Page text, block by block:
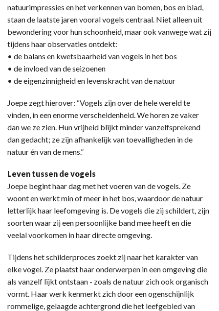
natuurimpressies en het verkennen van bomen, bos en blad,
staan de laatste jaren vooral vogels centraal. Niet alleen uit
bewondering voor hun schoonheid, maar ook vanwege wat zij
tijdens haar observaties ontdekt:
• de balans en kwetsbaarheid van vogels in het bos
• de invloed van de seizoenen
• de eigenzinnigheid en levenskracht van de natuur
Joepe zegt hierover: “Vogels zijn over de hele wereld te
vinden, in een enorme verscheidenheid. We horen ze vaker
dan we ze zien. Hun vrijheid blijkt minder vanzelfsprekend
dan gedacht; ze zijn afhankelijk van toevalligheden in de
natuur én van de mens.”
Leven tussen de vogels
Joepe begint haar dag met het voeren van de vogels. Ze
woont en werkt min of meer ín het bos, waardoor de natuur
letterlijk haar leefomgeving is. De vogels die zij schildert, zijn
soorten waar zij een persoonlijke band mee heeft en die
veelal voorkomen in haar directe omgeving.
Tijdens het schilderproces zoekt zij naar het karakter van
elke vogel. Ze plaatst haar onderwerpen in een omgeving die
als vanzelf lijkt ontstaan - zoals de natuur zich ook organisch
vormt. Haar werk kenmerkt zich door een ogenschijnlijk
rommelige, gelaagde achtergrond die het leefgebied van